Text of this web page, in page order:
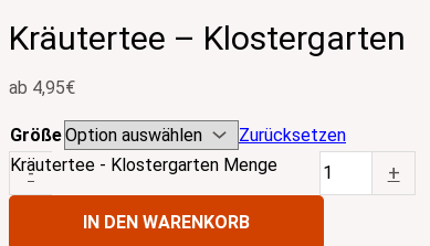
Kräutertee – Klostergarten
ab 4,95€
Größe Zurücksetzen
-
Kräutertee - Klostergarten Menge +
IN DEN WARENKORB